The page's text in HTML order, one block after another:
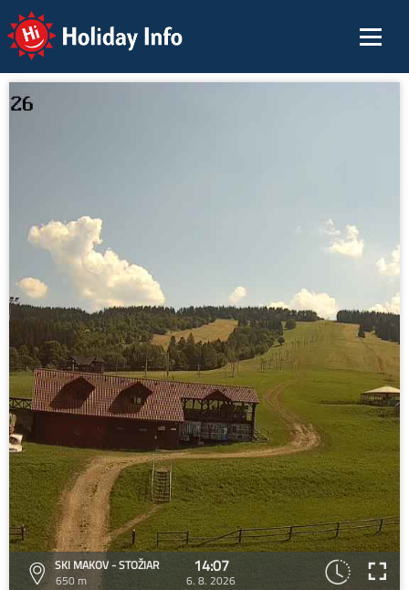
Holiday Info
SKI MAKOV - STOŽIAR
650 m
14:07
6. 8. 2026